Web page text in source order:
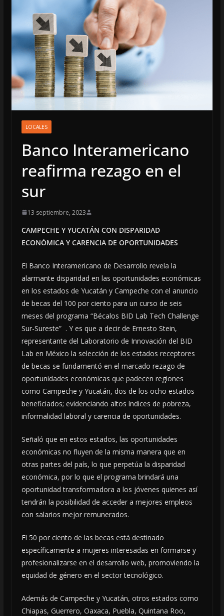
LOCALES
Banco Interamericano
reafirma rezago en el
sur
13 septiembre, 2023
CAMPECHE Y YUCATÁN CON DISPARIDAD
ECONÓMICA Y CARENCIA DE OPORTUNIDADES
El Banco Interamericano de Desarrollo revela la
alarmante disparidad en las oportunidades económicas
en los estados de Yucatán y Campeche con el anuncio
de becas del 100 por ciento para un curso de seis
meses del programa “Bécalos BID Lab Tech Challenge
Sur-Sureste” . Y es que a decir de Ernesto Stein,
representante del Laboratorio de Innovación del BID
Lab en México la selección de los estados receptores
de becas se fundamentó en el marcado rezago de
oportunidades económicas que padecen regiones
como Campeche y Yucatán, dos de los ocho estados
beneficiados; evidenciando altos índices de pobreza,
informalidad laboral y carencia de oportunidades.
Señaló que en estos estados, las oportunidades
económicas no fluyen de la misma manera que en
otras partes del país, lo que perpetúa la disparidad
económica, por lo que el programa brindará una
oportunidad transformadora a los jóvenes quienes así
tendrán la posibilidad de acceder a mejores empleos
con salarios mejor remunerados.
El 50 por ciento de las becas está destinado
específicamente a mujeres interesadas en formarse y
profesionalizarse en el desarrollo web, promoviendo la
equidad de género en el sector tecnológico.
Además de Campeche y Yucatán, otros estados como
Chiapas, Guerrero, Oaxaca, Puebla, Quintana Roo,